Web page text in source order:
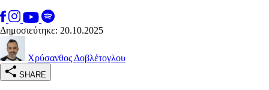
Δημοσιεύτηκε: 20.10.2025
Χρύσανθος Δοβλέτογλου
SHARE